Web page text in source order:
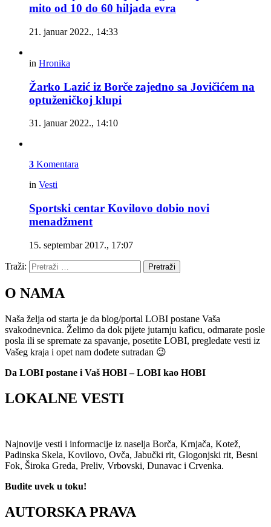
mito od 10 do 60 hiljada evra
21. januar 2022., 14:33
in Hronika
Žarko Lazić iz Borče zajedno sa Jovičićem na
optuženičkoj klupi
31. januar 2022., 14:10
3 Komentara
in Vesti
Sportski centar Kovilovo dobio novi
menadžment
15. septembar 2017., 17:07
Traži: Pretraži
O NAMA
Naša želja od starta je da blog/portal LOBI postane Vaša
svakodnevnica. Želimo da dok pijete jutarnju kaficu, odmarate posle
posla ili se spremate za spavanje, posetite LOBI, pregledate vesti iz
Vašeg kraja i opet nam dođete sutradan 😉
Da LOBI postane i Vaš HOBI – LOBI kao HOBI
LOKALNE VESTI
Najnovije vesti i informacije iz naselja Borča, Krnjača, Kotež,
Padinska Skela, Kovilovo, Ovča, Jabučki rit, Glogonjski rit, Besni
Fok, Široka Greda, Preliv, Vrbovski, Dunavac i Crvenka.
Budite uvek u toku!
AUTORSKA PRAVA